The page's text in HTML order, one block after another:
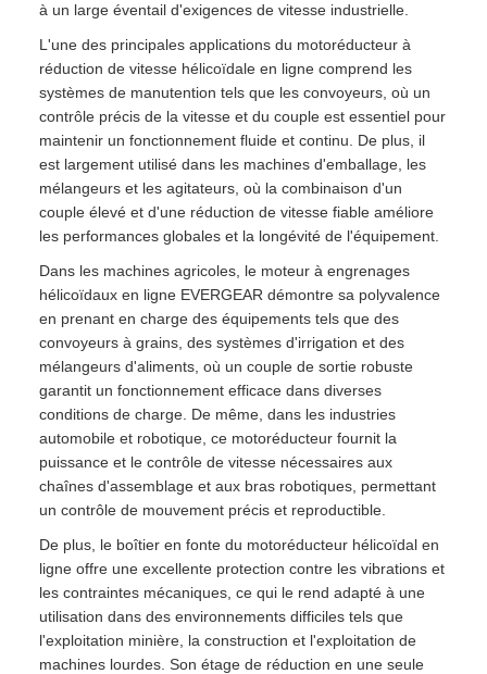
à un large éventail d'exigences de vitesse industrielle.
L'une des principales applications du motoréducteur à
réduction de vitesse hélicoïdale en ligne comprend les
systèmes de manutention tels que les convoyeurs, où un
contrôle précis de la vitesse et du couple est essentiel pour
maintenir un fonctionnement fluide et continu. De plus, il
est largement utilisé dans les machines d'emballage, les
mélangeurs et les agitateurs, où la combinaison d'un
couple élevé et d'une réduction de vitesse fiable améliore
les performances globales et la longévité de l'équipement.
Dans les machines agricoles, le moteur à engrenages
hélicoïdaux en ligne EVERGEAR démontre sa polyvalence
en prenant en charge des équipements tels que des
convoyeurs à grains, des systèmes d'irrigation et des
mélangeurs d'aliments, où un couple de sortie robuste
garantit un fonctionnement efficace dans diverses
conditions de charge. De même, dans les industries
automobile et robotique, ce motoréducteur fournit la
puissance et le contrôle de vitesse nécessaires aux
chaînes d'assemblage et aux bras robotiques, permettant
un contrôle de mouvement précis et reproductible.
De plus, le boîtier en fonte du motoréducteur hélicoïdal en
ligne offre une excellente protection contre les vibrations et
les contraintes mécaniques, ce qui le rend adapté à une
utilisation dans des environnements difficiles tels que
l'exploitation minière, la construction et l'exploitation de
machines lourdes. Son étage de réduction en une seule